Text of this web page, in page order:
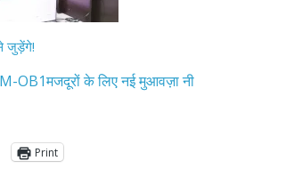
जुड़ेंगे!
के लिए नई मुआवज़ा नी
Print